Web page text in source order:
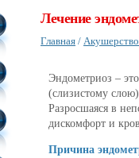
Лечение
Главная / Акушерство
Эндометриоз –
(слизистому
Разросшаяся в
дискомфорт и
Причина